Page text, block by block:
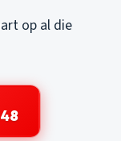
op al die